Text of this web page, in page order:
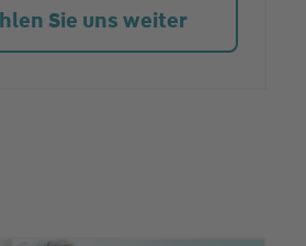
Sie uns weiter